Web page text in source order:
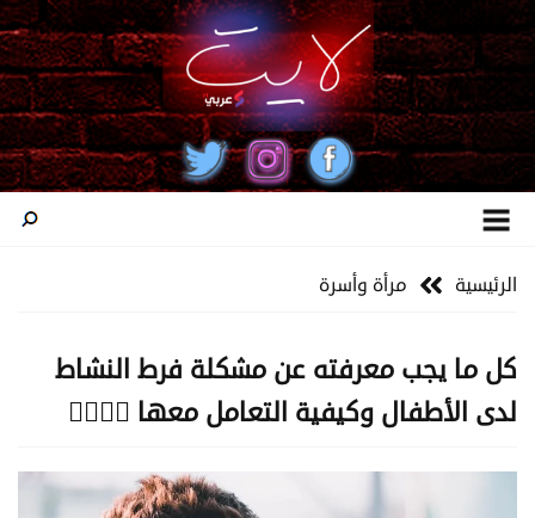
الرئيسية مرأة وأسرة
كل ما يجب معرفته عن مشكلة فرط النشاط
لدى الأطفال وكيفية التعامل معها 🏃‍♂️🤸‍♂️